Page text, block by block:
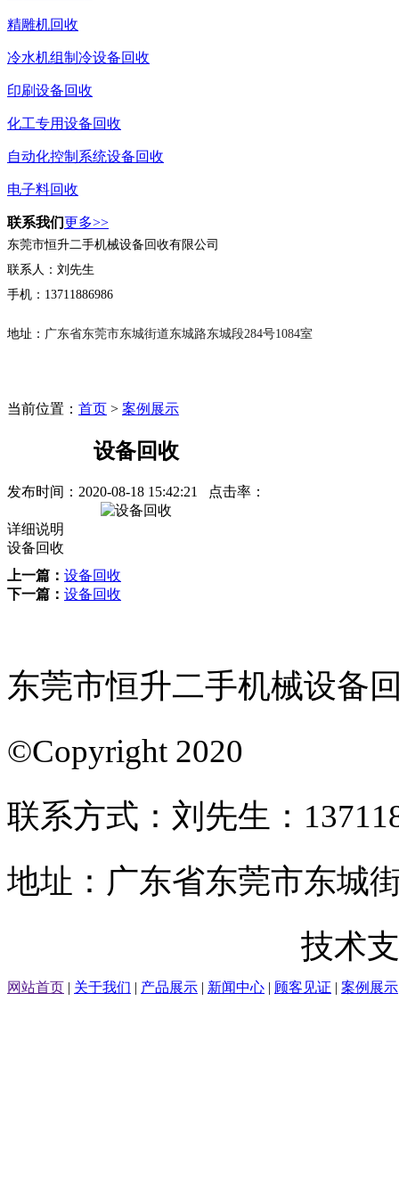
精雕机回收
冷水机组制冷设备回收
印刷设备回收
化工专用设备回收
自动化控制系统设备回收
电子料回收
联系我们更多>>
东莞市恒升二手机械设备回收有限公司
联系人：刘先生
手机：13711886986
地址： 广东省东莞市东城街道东城路东城段284号1084室
当前位置： 首页 > 案例展示
设备回收
发布时间： 2020-08-18 15:42:21 点击率：
详细说明
设备回收
上一篇： 设备回收
下一篇： 设备回收
东莞市恒升二手机械设备
©Copyright 2020
联系方式：刘先生：
地址：广东省东莞市东城
技术
网站首页 | 关于我们 | 产品展示 | 新闻中心 | 顾客见证 | 案例展示